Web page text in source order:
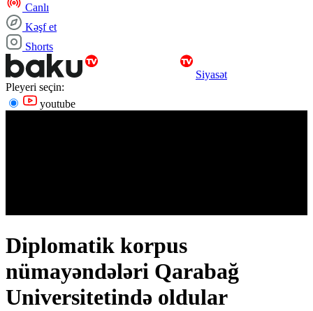
Canlı
Kəşf et
Shorts
Siyasət
Pleyeri seçin:
youtube
Diplomatik korpus
nümayəndələri Qarabağ
Universitetində oldular